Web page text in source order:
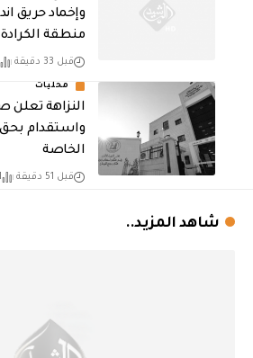
وإخماد حريق
منطقة
قبل 33 دقيقة
محليات
واستقدام بحق
الخاصة
قبل 51 دقيقة
شاهد المزيد..